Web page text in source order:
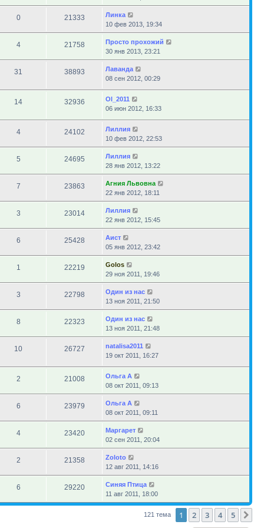
0 21333
Линка
10 фев 2013, 19:34
4 21758
Просто прохожий
30 янв 2013, 23:21
31 38893
Лаванда
08 сен 2012, 00:29
14 32936
Ol_2011
06 июн 2012, 16:33
4 24102
Лиллия
10 фев 2012, 22:53
5 24695
Лиллия
28 янв 2012, 13:22
7 23863
Агния Львовна
22 янв 2012, 18:11
3 23014
Лиллия
22 янв 2012, 15:45
6 25428
Аист
05 янв 2012, 23:42
1 22219
Golos
29 ноя 2011, 19:46
3 22798
Один из нас
13 ноя 2011, 21:50
8 22323
Один из нас
13 ноя 2011, 21:48
10 26727
natalisa2011
19 окт 2011, 16:27
2 21008
Ольга А
08 окт 2011, 09:13
6 23979
Ольга А
08 окт 2011, 09:11
4 23420
Маргарет
02 сен 2011, 20:04
2 21358
Zoloto
12 авг 2011, 14:16
6 29220
Синяя Птица
11 авг 2011, 18:00
121 тема 1 2 3 4 5